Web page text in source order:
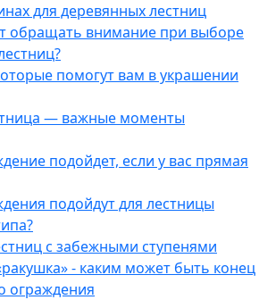
для деревянных лестниц
обращать внимание при выборе
помогут вам в украшении
— важные моменты
подойдет, если у вас прямая
подойдут для лестницы
с забежными ступенями
- каким может быть конец
ограждения